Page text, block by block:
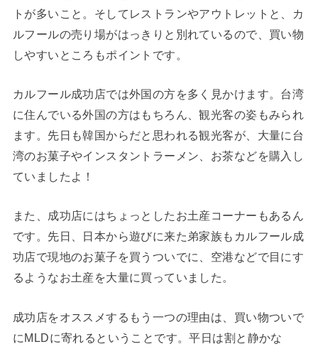
トが多いこと。そしてレストランやアウトレットと、カ
ルフールの売り場がはっきりと別れているので、買い物
しやすいところもポイントです。
カルフール成功店では外国の方を多く見かけます。台湾
に住んでいる外国の方はもちろん、観光客の姿もみられ
ます。先日も韓国からだと思われる観光客が、大量に台
湾のお菓子やインスタントラーメン、お茶などを購入し
ていましたよ！
また、成功店にはちょっとしたお土産コーナーもあるん
です。先日、日本から遊びに来た弟家族もカルフール成
功店で現地のお菓子を買うついでに、空港などで目にす
るようなお土産を大量に買っていました。
成功店をオススメするもう一つの理由は、買い物ついで
にMLDに寄れるということです。平日は割と静かな